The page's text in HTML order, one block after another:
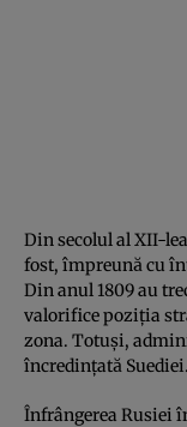
Din secolul al XII-
fost, împreună cu
Din anul 1809 au
valorifice poziţia
zona. Totuşi,
încredinţată Suediei.
Înfrângerea Rusiei